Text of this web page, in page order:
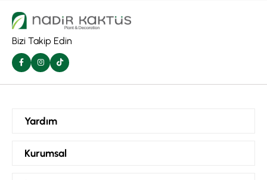
Bizi Takip Edin
Yardım
Siparişlerim
Kurumsal